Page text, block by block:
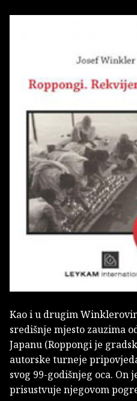
Kao i u drugim
središnje mjesto zauzima
Japanu (Roppongi je
autorske turneje
svog 99-godišnjeg oca. On
prisustvuje njegovom